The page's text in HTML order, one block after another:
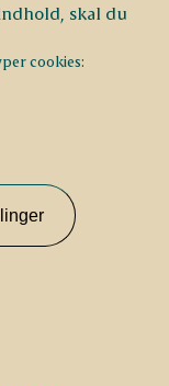
skal du
cookies: